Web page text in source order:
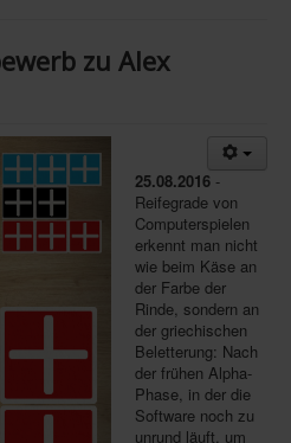
2025
zu Alex
25.08.2016 -
Reifegrade von
Computerspielen
erkennt man nicht
wie beim Käse an
der Farbe der
Rinde, sondern an
der griechischen
Beletterung: Nach
der frühen Alpha-
Phase, in der die
Software noch zu
unrund läuft, um